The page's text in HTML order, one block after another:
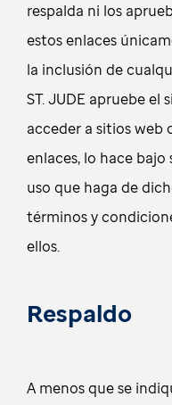
respalda ni los
estos enlaces
la inclusión de
ST. JUDE apruebe el
acceder a sitios web
enlaces, lo hace bajo
uso que haga de
términos y
ellos.
Respaldo
A menos que se